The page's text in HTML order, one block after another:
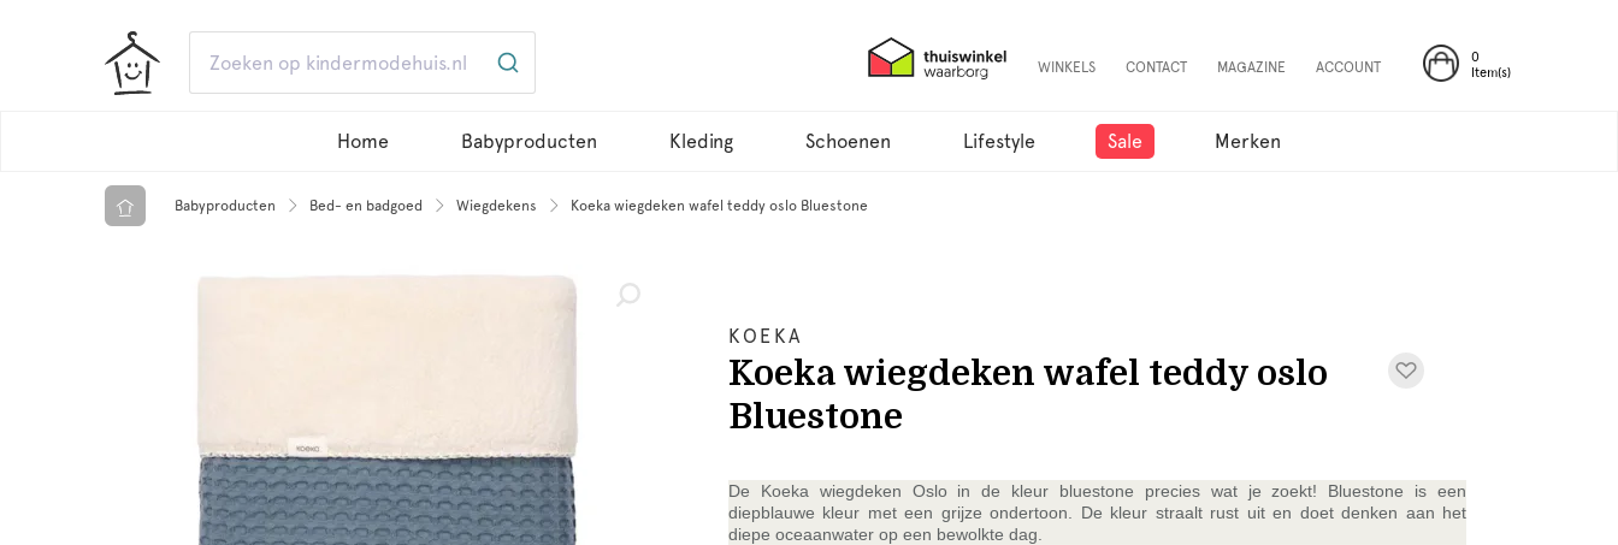
0
Item(s)
WINKELS CONTACT MAGAZINE ACCOUNT
Home Babyproducten Kleding Schoenen Lifestyle Sale Merken
Babyproducten Bed- en badgoed Wiegdekens Koeka wiegdeken wafel teddy oslo Bluestone
KOEKA
Koeka wiegdeken wafel teddy oslo
Bluestone
De Koeka wiegdeken Oslo in de kleur bluestone precies wat je zoekt! Bluestone is een
diepblauwe kleur met een grijze ondertoon. De kleur straalt rust uit en doet denken aan het
diepe oceaanwater op een bewolkte dag.